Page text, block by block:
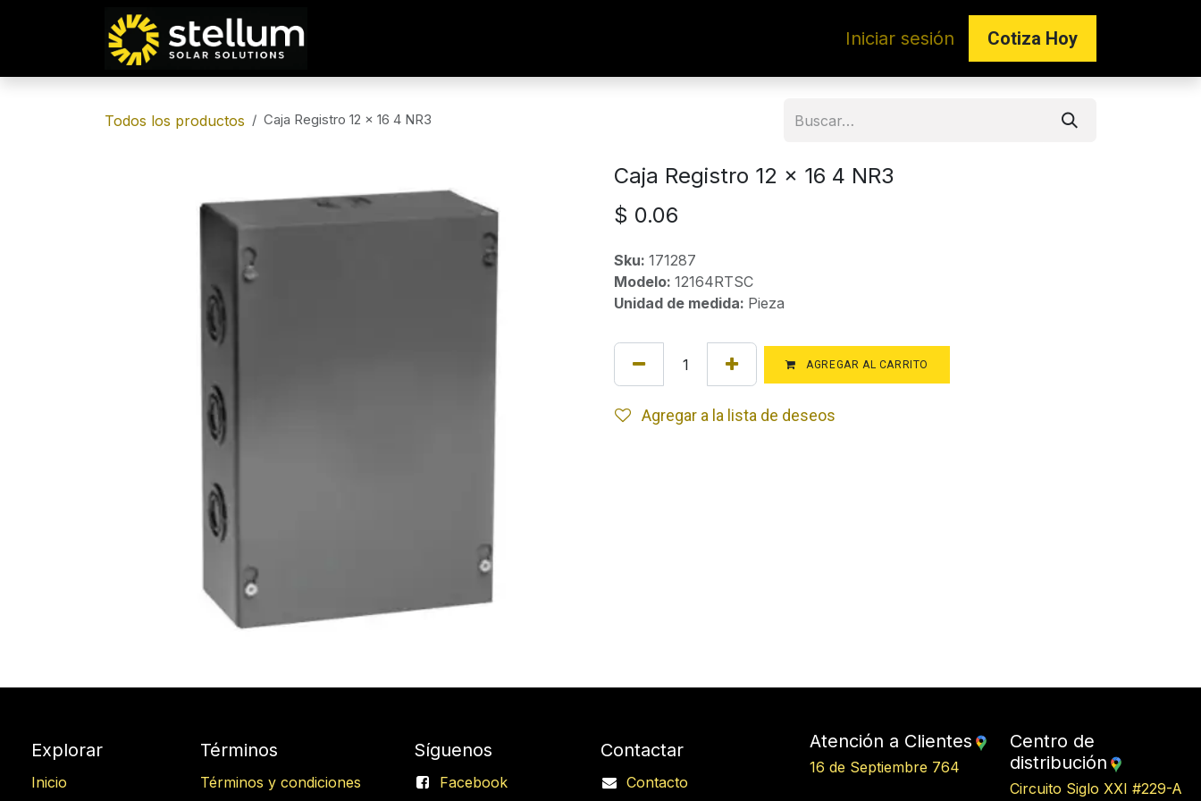
Iniciar sesión Co​​tiza Hoy
Todos los productos Caja Registro 12 x 16 4 NR3
Caja Registro 12 x 16 4 NR3
$ 0.06
Sku: 171287
Modelo: 12164RTSC
Unidad de medida: Pieza
AGREGAR AL CARRITO
Agregar a la lista de deseos
Contactar
Contacto
Síguenos
Facebook
Explorar
Inicio
Términos
Términos y condiciones
Atención a Clientes
16 de Septiembre 764
Centro de
distribución
Circuito Siglo XXI #229-A